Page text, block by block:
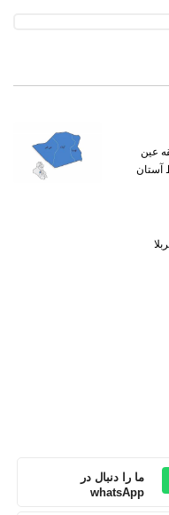
عین
آستان
ما را دنبال در
whatsApp